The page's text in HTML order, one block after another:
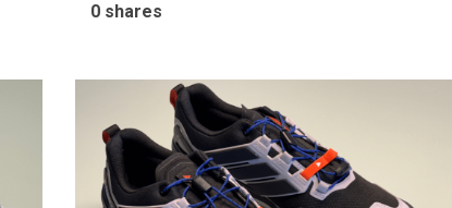
0 shares